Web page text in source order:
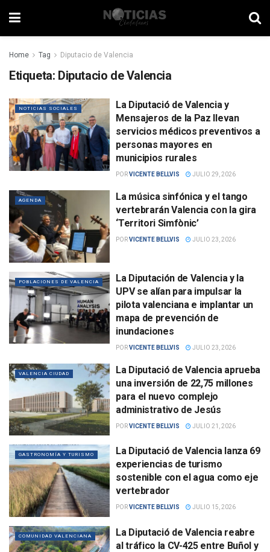
Home Tag Diputacio de Valencia
Etiqueta: Diputacio de Valencia
NOTICIAS SOCIALES
La Diputació de Valencia y
Mensajeros de la Paz llevan
servicios médicos preventivos a
personas mayores en
municipios rurales
PORVICENTE BELLVIS JULIO 29, 2026
AGENDA
La música sinfónica y el tango
vertebrarán Valencia con la gira
‘Territori Simfònic’
PORVICENTE BELLVIS JULIO 23, 2026
POBLACIONES DE VALENCIA
La Diputación de Valencia y la
UPV se alían para impulsar la
pilota valenciana e implantar un
mapa de prevención de
inundaciones
PORVICENTE BELLVIS JULIO 23, 2026
VALENCIA CIUDAD
La Diputació de Valencia aprueba
una inversión de 22,75 millones
para el nuevo complejo
administrativo de Jesús
PORVICENTE BELLVIS JULIO 21, 2026
GASTRONOMÍA Y TURISMO
La Diputació de Valencia lanza 69
experiencias de turismo
sostenible con el agua como eje
vertebrador
PORVICENTE BELLVIS JULIO 15, 2026
COMUNIDAD VALENCIANA
La Diputació de Valencia reabre
al tráfico la CV-425 entre Buñol y